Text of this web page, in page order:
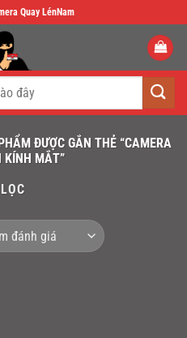
Quay LénNam
ĐƯỢC GẮN THẺ “CAMERA
KÍNH MẮT”
LỌC